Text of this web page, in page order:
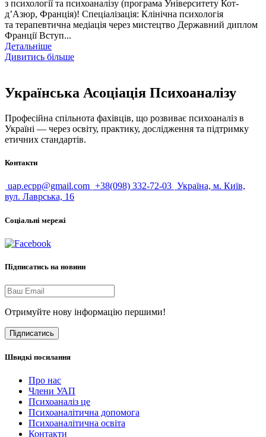
з психології та психоаналізу (програма Університету Кот-
д’Азюр, Франція)! Спеціалізація: Клінічна психологія
та терапевтична медіація через мистецтво Державний диплом
Франції Вступ...
Детальніше
Дивитись більше
Українська Асоціація Психоаналізу
Професійна спільнота фахівців, що розвиває психоаналіз в
Україні — через освіту, практику, дослідження та підтримку
етичних стандартів.
Контакти
uap.ecpp@gmail.com +38(098) 332-72-03 Україна, м. Київ,
вул. Лаврська, 16
Соціальні мережі
Підписатись на новини
Отримуйте нову інформацію першими!
Підписатись
Швидкі посилання
Про нас
Члени УАП
Психоаналіз це
Психоаналітична допомога
Психоаналітична освіта
Контакти